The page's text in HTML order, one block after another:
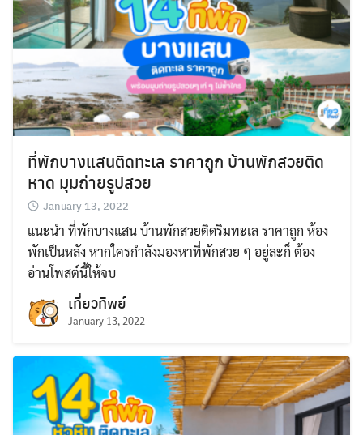
ที่พักบางแสนติดทะเล ราคาถูก บ้านพักสวยติด
หาด มุมถ่ายรูปสวย
January 13, 2022
แนะนำ ที่พักบางแสน บ้านพักสวยติดริมทะเล ราคาถูก ห้อง
พักเป็นหลัง หากใครกำลังมองหาที่พักสวย ๆ อยู่ละก็ ต้อง
อ่านโพสต์นี้ให้จบ
เที่ยวทิพย์
January 13, 2022